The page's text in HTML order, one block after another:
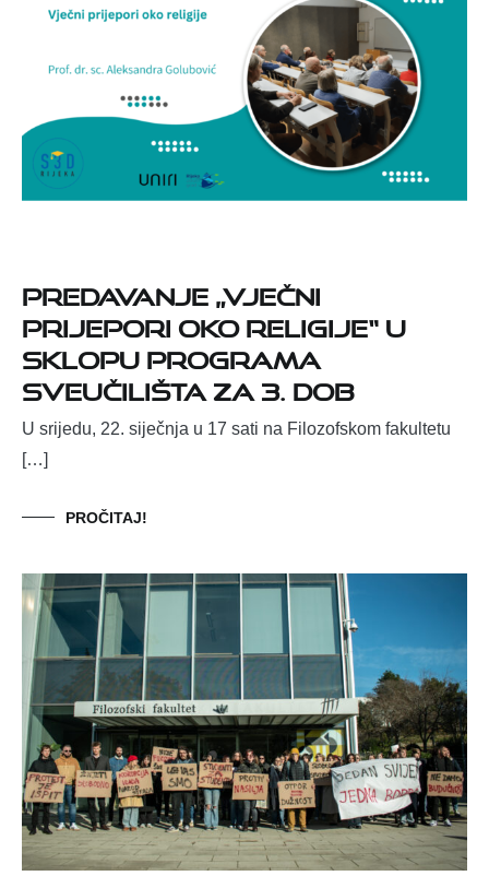
Predavanje „Vječni
prijepori oko religije“ u
sklopu programa
Sveučilišta za 3. dob
U srijedu, 22. siječnja u 17 sati na Filozofskom fakultetu
[…]
PROČITAJ!